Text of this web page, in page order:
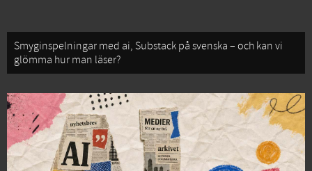
Smyginspelningar med ai, Substack på svenska – och kan vi
glömma hur man läser?